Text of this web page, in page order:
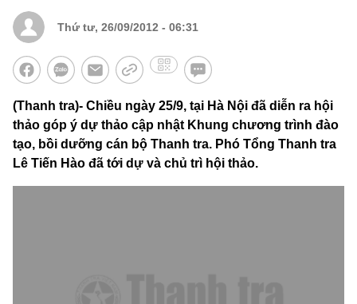
Thứ tư, 26/09/2012 - 06:31
(Thanh tra)- Chiều ngày 25/9, tại Hà Nội đã diễn ra hội
thảo góp ý dự thảo cập nhật Khung chương trình đào
tạo, bồi dưỡng cán bộ Thanh tra. Phó Tổng Thanh tra
Lê Tiến Hào đã tới dự và chủ trì hội thảo.